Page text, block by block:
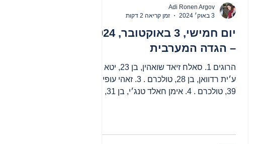
יום חמישי, 3 באוקטובר, 2024
– הגדה המערבית
ע׳ית רדוואן, בן 28, טולכרם . 3. זאהי עופי, בן
39, טולכרם . 4. אימן חאלד טנג׳י, בן 31,
Adi Ronen Argov
3 באוק׳ 2024
זמן קריאה 2 דקות